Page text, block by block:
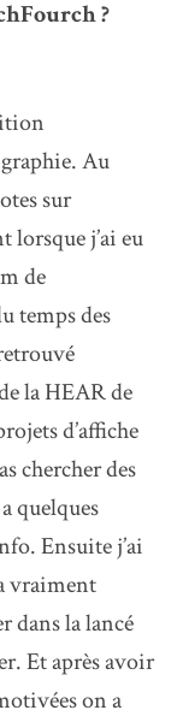
?
Au
sur
lorsque j’ai eu
de
temps des
la HEAR de
d’affiche
chercher des
quelques
Ensuite j’ai
vraiment
dans la lancé
Et après avoir
on a